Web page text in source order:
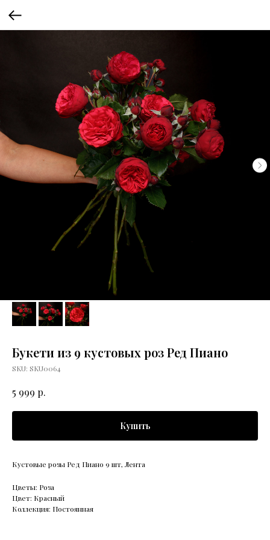
Букети из 9 кустовых роз Ред Пиано
SKU: SKU0064
5 999 р.
Купить
Кустовые розы Ред Пиано 9 шт, Лента
Цветы: Роза
Цвет: Красный
Коллекция: Постоянная